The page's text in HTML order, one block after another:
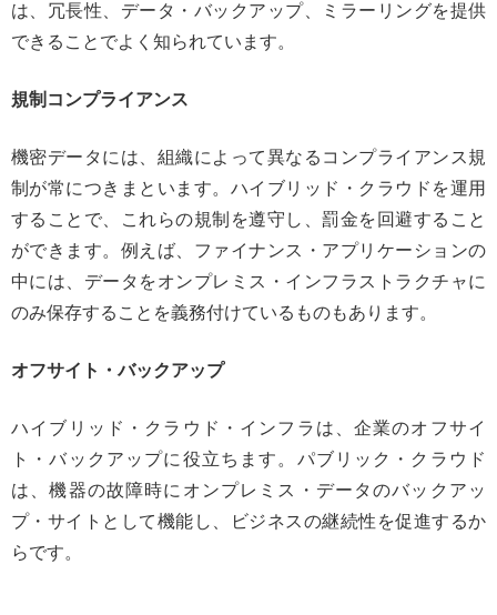
は、冗長性、データ・バックアップ、ミラーリングを提供
できることでよく知られています。
規制コンプライアンス
機密データには、組織によって異なるコンプライアンス規
制が常につきまといます。ハイブリッド・クラウドを運用
することで、これらの規制を遵守し、罰金を回避すること
ができます。例えば、ファイナンス・アプリケーションの
中には、データをオンプレミス・インフラストラクチャに
のみ保存することを義務付けているものもあります。
オフサイト・バックアップ
ハイブリッド・クラウド・インフラは、企業のオフサイ
ト・バックアップに役立ちます。パブリック・クラウド
は、機器の故障時にオンプレミス・データのバックアッ
プ・サイトとして機能し、ビジネスの継続性を促進するか
らです。